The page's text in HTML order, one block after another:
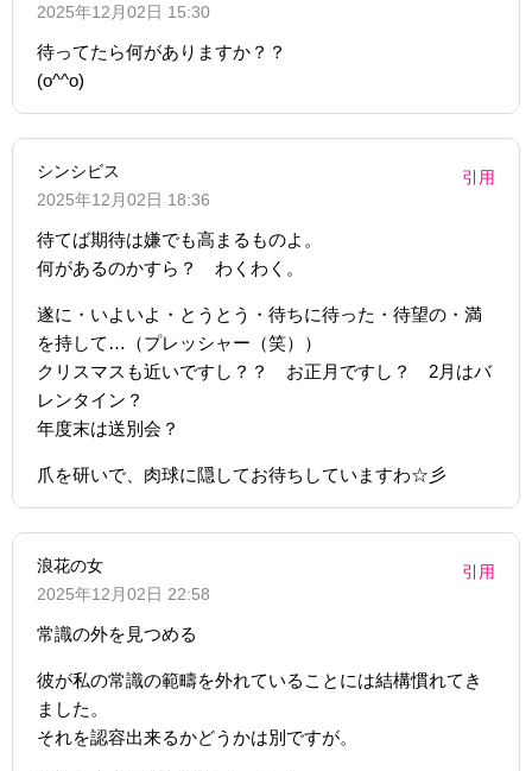
2025年12月02日 15:30
待ってたら何がありますか？？
(o^^o)
シンシビス
2025年12月02日 18:36
引用
待てば期待は嫌でも高まるものよ。
何があるのかすら？ わくわく。
遂に・いよいよ・とうとう・待ちに待った・待望の・満
を持して…（プレッシャー（笑））
クリスマスも近いですし？？ お正月ですし？ 2月はバ
レンタイン？
年度末は送別会？
爪を研いで、肉球に隠してお待ちしていますわ☆彡
浪花の女
2025年12月02日 22:58
引用
常識の外を見つめる
彼が私の常識の範疇を外れていることには結構慣れてき
ました。
それを認容出来るかどうかは別ですが。